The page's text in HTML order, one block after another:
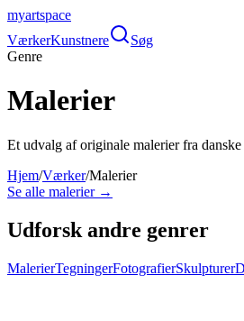
myartspace
VærkerKunstnere
Søg
Genre
Malerier
Et udvalg af originale malerier fra
Hjem/Værker/Malerier
Se alle malerier→
Udforsk andre genrer
MalerierTegningerFotografierSkulpturer